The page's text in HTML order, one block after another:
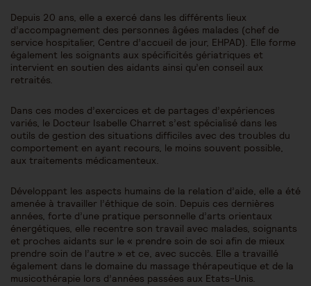
Depuis 20 ans, elle a exercé dans les différents lieux
d’accompagnement des personnes âgées malades (chef de
service hospitalier, Centre d’accueil de jour, EHPAD). Elle forme
également les soignants aux spécificités gériatriques et
intervient en soutien des aidants ainsi qu’en conseil aux
retraités.
Dans ces modes d’exercices et de partages d’expériences
variés, le Docteur Isabelle Charret s’est spécialisé dans les
outils de gestion des situations difficiles avec des troubles du
comportement en ayant recours, le moins souvent possible,
aux traitements médicamenteux.
Développant les aspects humains de la relation d’aide, elle a été
amenée à travailler l’éthique de soin. Depuis ces dernières
années, forte d’une pratique personnelle d’arts orientaux
énergétiques, elle recentre son travail avec malades, soignants
et proches aidants sur le « prendre soin de soi afin de mieux
prendre soin de l’autre » et ce, avec succès. Elle a travaillé
également dans le domaine du massage thérapeutique et de la
musicothérapie lors d’années passées aux Etats-Unis.